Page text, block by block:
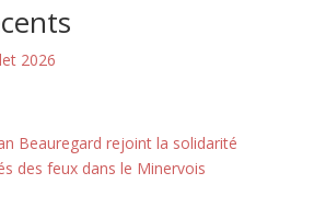
2026
Beauregard rejoint la solidarité
des feux dans le Minervois